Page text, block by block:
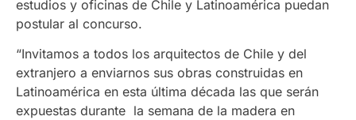
estudios y oficinas de Chile y Latinoamérica puedan
postular al concurso.
“Invitamos a todos los arquitectos de Chile y del
extranjero a enviarnos sus obras construidas en
Latinoamérica en esta última década las que serán
expuestas durante la semana de la madera en